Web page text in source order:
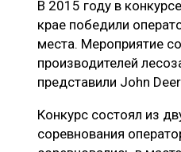
ЛОГИСТИКА
ПРОИЗВОДСТВО
В 2015 году в
крае победили
места. Мероприятие
производителей
представили John
Конкурс состоял из
соревнования